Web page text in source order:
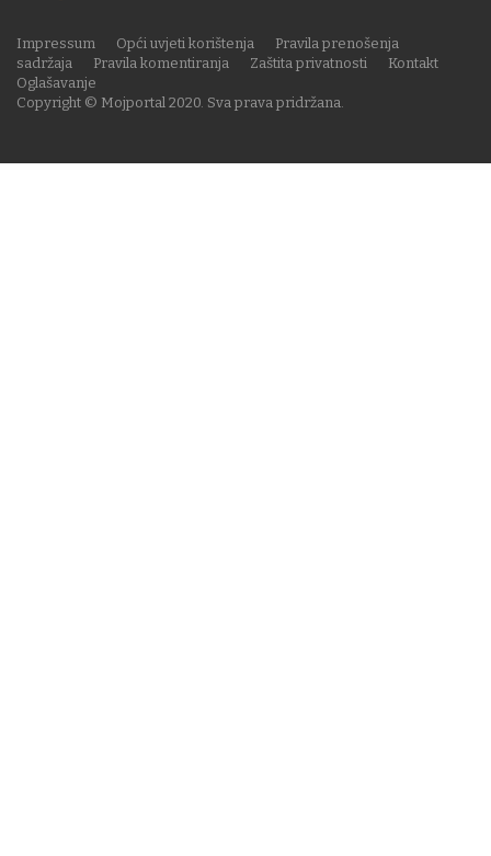
Copyright © Mojportal 2020. Sva prava pridržana.
Impressum Opći uvjeti korištenja
Pravila prenošenja
sadržaja
Pravila komentiranja Zaštita privatnosti
Kontakt
Oglašavanje